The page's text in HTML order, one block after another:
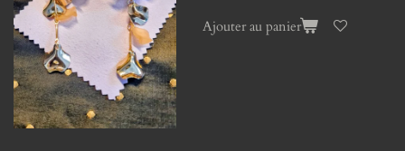
Ajouter au panier